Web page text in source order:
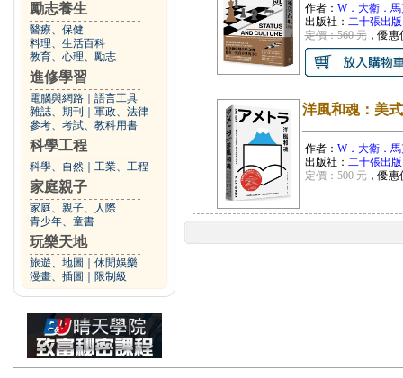
勵志養生
醫療、保健
料理、生活百科
教育、心理、勵志
進修學習
電腦與網路
語言工具
雜誌、期刊
軍政、法律
參考、考試、教科用書
科學工程
科學、自然 工業、工程
家庭親子
家庭、親子、人際
青少年、童書
玩樂天地
旅遊、地圖
休閒娛樂
漫畫、插圖
限制級
作者： W．大衛．
出版社： 二十張出版
定價：560 元，優惠
洋風和魂：美
作者： W．大衛．
出版社： 二十張出版
定價：500 元，優惠